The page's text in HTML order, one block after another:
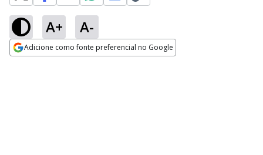
A+ A-
Adicione como fonte preferencial no Google